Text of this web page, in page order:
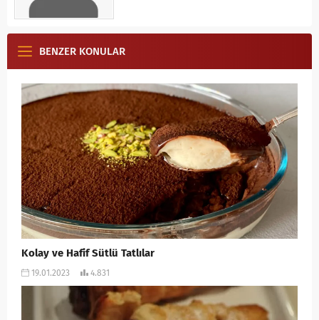
BENZER KONULAR
Kolay ve Hafif Sütlü Tatlılar
19.01.2023 4.831